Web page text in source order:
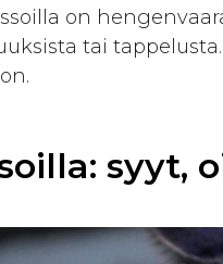
on
tai
syyt,